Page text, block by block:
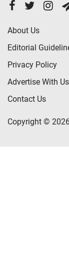
About Us
Editorial
Privacy Policy
Advertise With Us
Contact Us
Copyright ©